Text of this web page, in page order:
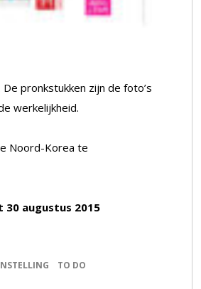
pronkstukken zijn de foto’s
werkelijkheid.
Noord-Korea te
augustus 2015
TO DO